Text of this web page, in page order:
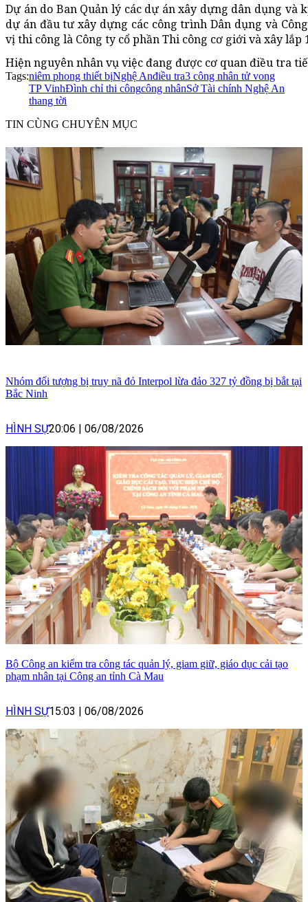
Dự án do Ban Quản lý các dự án xây dựng dân dụng
dự án đầu tư xây dựng các công trình Dân dụng và
vị thi công là Công ty cổ phần Thi công cơ giới và xây lắp
Hiện nguyên nhân vụ việc đang được cơ quan điều tra
Tags:niêm phong thiết bịNghệ Anđiều tra3 công nhân tử vong
TP VinhĐình chỉ thi côngcông nhânSở Tài chính Nghệ An
thang tời
TIN CÙNG CHUYÊN MỤC
Nhóm đối tượng bị truy nã đỏ Interpol lừa đảo 327 tỷ đồng bị bắt tại
Bắc Ninh
HÌNH SỰ20:06 | 06/08/2026
Bộ Công an kiểm tra công tác quản lý, giam giữ, giáo dục cải tạo
phạm nhân tại Công an tỉnh Cà Mau
HÌNH SỰ15:03 | 06/08/2026